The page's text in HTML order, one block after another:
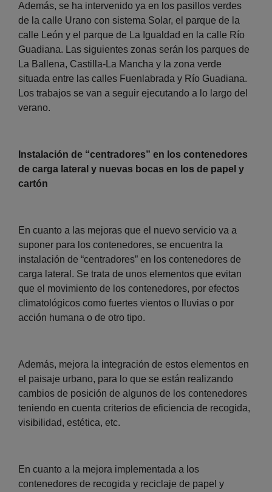
Además, se ha intervenido ya en los pasillos verdes
de la calle Urano con sistema Solar, el parque de la
calle León y el parque de La Igualdad en la calle Río
Guadiana. Las siguientes zonas serán los parques de
La Ballena, Castilla-La Mancha y la zona verde
situada entre las calles Fuenlabrada y Río Guadiana.
Los trabajos se van a seguir ejecutando a lo largo del
verano.
Instalación de “centradores” en los contenedores
de carga lateral y nuevas bocas en los de papel y
cartón
En cuanto a las mejoras que el nuevo servicio va a
suponer para los contenedores, se encuentra la
instalación de “centradores” en los contenedores de
carga lateral. Se trata de unos elementos que evitan
que el movimiento de los contenedores, por efectos
climatológicos como fuertes vientos o lluvias o por
acción humana o de otro tipo.
Además, mejora la integración de estos elementos en
el paisaje urbano, para lo que se están realizando
cambios de posición de algunos de los contenedores
teniendo en cuenta criterios de eficiencia de recogida,
visibilidad, estética, etc.
En cuanto a la mejora implementada a los
contenedores de recogida y reciclaje de papel y